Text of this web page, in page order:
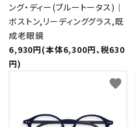
ング・ディー(ブルートータス)｜
ボストン,リーディンググラス,既
成老眼鏡
6,930円(本体6,300円、税630
円)
favorite